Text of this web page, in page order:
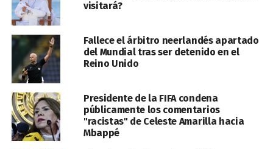
visitará?
Fallece el árbitro neerlandés apartado
del Mundial tras ser detenido en el
Reino Unido
Presidente de la FIFA condena
públicamente los comentarios
"racistas" de Celeste Amarilla hacia
Mbappé